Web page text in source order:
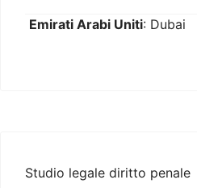
Emirati Arabi Uniti: Dubai
Studio legale diritto penale